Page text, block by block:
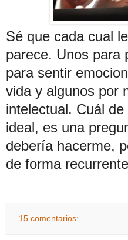
Sé que cada cual
parece. Unos para
para sentir
vida y algunos por
intelectual. Cuál
ideal, es una
debería hacerme,
de forma
15 comentarios: